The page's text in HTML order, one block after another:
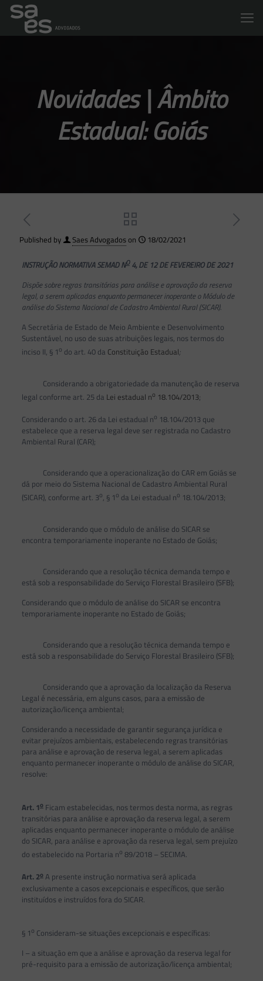
Novidades | Âmbito
Estadual: Goiás
Published by Saes Advogadoson 18/02/2021
INSTRUÇÃO NORMATIVA SEMAD NO4, DE 12 DE FEVEREIRO DE 2021
Dispõe sobre regras transitórias para análise e aprovação da reserva
legal, a serem aplicadas enquanto permanecer inoperante o Módulo de
análise do Sistema Nacional de Cadastro Ambiental Rural (SICAR).
A Secretária de Estado de Meio Ambiente e Desenvolvimento
Sustentável, no uso de suas atribuições legais, nos termos do
inciso II, § 1o do art. 40 da Constituição Estadual;
Considerando a obrigatoriedade da manutenção de reserva
legal conforme art. 25 da Lei estadual no 18.104/2013;
Considerando o art. 26 da Lei estadual no 18.104/2013 que
estabelece que a reserva legal deve ser registrada no Cadastro
Ambiental Rural (CAR);
Considerando que a operacionalização do CAR em Goiás se
dá por meio do Sistema Nacional de Cadastro Ambiental Rural
(SICAR), conforme art. 3o, § 1o da Lei estadual no 18.104/2013;
Considerando que o módulo de análise do SICAR se
encontra temporariamente inoperante no Estado de Goiás;
Considerando que a resolução técnica demanda tempo e
está sob a responsabilidade do Serviço Florestal Brasileiro (SFB);
Considerando que o módulo de análise do SICAR se encontra
temporariamente inoperante no Estado de Goiás;
Considerando que a resolução técnica demanda tempo e
está sob a responsabilidade do Serviço Florestal Brasileiro (SFB);
Considerando que a aprovação da localização da Reserva
Legal é necessária, em alguns casos, para a emissão de
autorização/licença ambiental;
Considerando a necessidade de garantir segurança jurídica e
evitar prejuízos ambientais, estabelecendo regras transitórias
para análise e aprovação de reserva legal, a serem aplicadas
enquanto permanecer inoperante o módulo de análise do SICAR,
resolve:
Art. 1oFicam estabelecidas, nos termos desta norma, as regras
transitórias para análise e aprovação da reserva legal, a serem
aplicadas enquanto permanecer inoperante o módulo de análise
do SICAR, para análise e aprovação da reserva legal, sem prejuízo
do estabelecido na Portaria no 89/2018 – SECIMA.
Art. 2oA presente instrução normativa será aplicada
exclusivamente a casos excepcionais e específicos, que serão
instituídos e instruídos fora do SICAR.
§ 1o Consideram-se situações excepcionais e específicas:
I – a situação em que a análise e aprovação da reserva legal for
pré-requisito para a emissão de autorização/licença ambiental;